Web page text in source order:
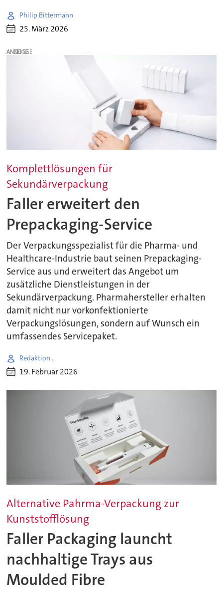
Philip Bittermann
25. März 2026
ANZEIGE
Komplettlösungen für
Sekundärverpackung
Faller erweitert den
Prepackaging-Service
Der Verpackungsspezialist für die Pharma- und
Healthcare-Industrie baut seinen Prepackaging-
Service aus und erweitert das Angebot um
zusätzliche Dienstleistungen in der
Sekundärverpackung. Pharmahersteller erhalten
damit nicht nur vorkonfektionierte
Verpackungslösungen, sondern auf Wunsch ein
umfassendes Servicepaket.
Redaktion .
19. Februar 2026
Alternative Pahrma-Verpackung zur
Kunststofflösung
Faller Packaging launcht
nachhaltige Trays aus
Moulded Fibre